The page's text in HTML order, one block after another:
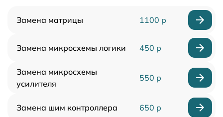
Замена матрицы 1100 р
Замена микросхемы логики 450 р
Замена микросхемы
усилителя
550 р
Замена шим контроллера 650 р